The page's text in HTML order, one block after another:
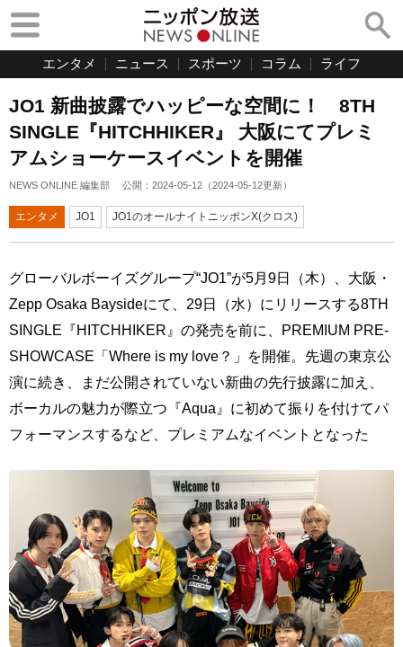
エンタメ ニュース スポーツ コラム ライフ
JO1 新曲披露でハッピーな空間に！ 8TH
SINGLE『HITCHHIKER』 大阪にてプレミ
アムショーケースイベントを開催
NEWS ONLINE 編集部 公開： 2024-05-12 （2024-05-12更新）
エンタメ JO1 JO1のオールナイトニッポンX(クロス)
グローバルボーイズグループ“JO1”が5月9日（木）、大阪・
Zepp Osaka Baysideにて、29日（水）にリリースする8TH
SINGLE『HITCHHIKER』の発売を前に、PREMIUM PRE-
SHOWCASE「Where is my love？」を開催。先週の東京公
演に続き、まだ公開されていない新曲の先行披露に加え、
ボーカルの魅力が際立つ『Aqua』に初めて振りを付けてパ
フォーマンスするなど、プレミアムなイベントとなった